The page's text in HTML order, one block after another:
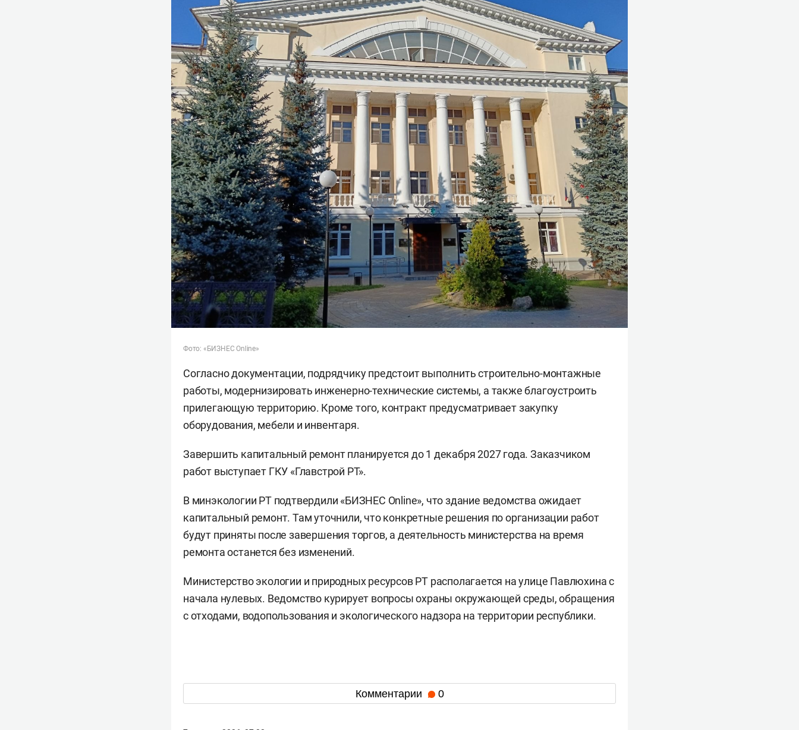
Фото: «БИЗНЕС Online»
Согласно документации, подрядчику предстоит выполнить строительно-монтажные
работы, модернизировать инженерно-технические системы, а также благоустроить
прилегающую территорию. Кроме того, контракт предусматривает закупку
оборудования, мебели и инвентаря.
Завершить капитальный ремонт планируется до 1 декабря 2027 года. Заказчиком
работ выступает ГКУ «Главстрой РТ».
В минэкологии РТ подтвердили «БИЗНЕС Online», что здание ведомства ожидает
капитальный ремонт. Там уточнили, что конкретные решения по организации работ
будут приняты после завершения торгов, а деятельность министерства на время
ремонта останется без изменений.
Министерство экологии и природных ресурсов РТ располагается на улице Павлюхина с
начала нулевых. Ведомство курирует вопросы охраны окружающей среды, обращения
с отходами, водопользования и экологического надзора на территории республики.
Комментарии 0